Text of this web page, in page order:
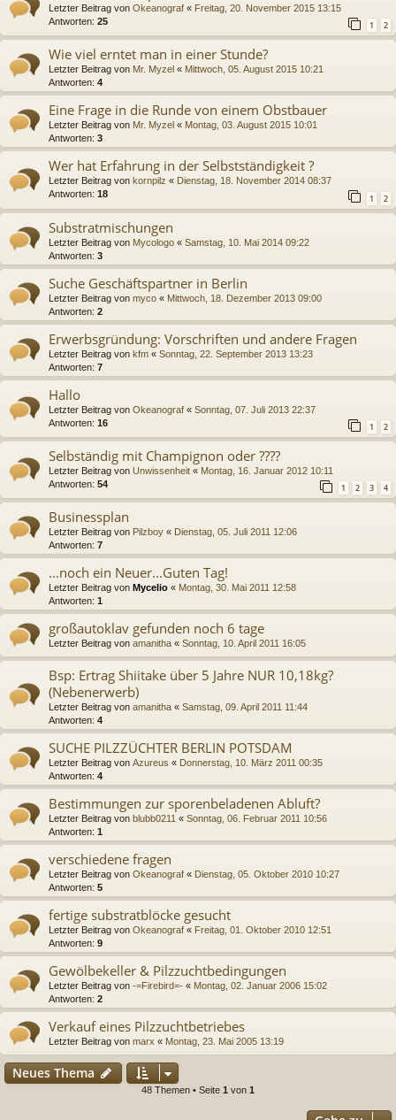
Letzter Beitrag von Okeanograf « Freitag, 20. November 2015 13:15
Antworten: 25 1 2
Wie viel erntet man in einer Stunde?
Letzter Beitrag von Mr. Myzel « Mittwoch, 05. August 2015 10:21
Antworten: 4
Eine Frage in die Runde von einem Obstbauer
Letzter Beitrag von Mr. Myzel « Montag, 03. August 2015 10:01
Antworten: 3
Wer hat Erfahrung in der Selbstständigkeit ?
Letzter Beitrag von kornpilz « Dienstag, 18. November 2014 08:37
Antworten: 18 1 2
Substratmischungen
Letzter Beitrag von Mycologo « Samstag, 10. Mai 2014 09:22
Antworten: 3
Suche Geschäftspartner in Berlin
Letzter Beitrag von myco « Mittwoch, 18. Dezember 2013 09:00
Antworten: 2
Erwerbsgründung: Vorschriften und andere Fragen
Letzter Beitrag von kfm « Sonntag, 22. September 2013 13:23
Antworten: 7
Hallo
Letzter Beitrag von Okeanograf « Sonntag, 07. Juli 2013 22:37
Antworten: 16 1 2
Selbständig mit Champignon oder ????
Letzter Beitrag von Unwissenheit « Montag, 16. Januar 2012 10:11
Antworten: 54 1 2 3 4
Businessplan
Letzter Beitrag von Pilzboy « Dienstag, 05. Juli 2011 12:06
Antworten: 7
...noch ein Neuer...Guten Tag!
Letzter Beitrag von Mycelio « Montag, 30. Mai 2011 12:58
Antworten: 1
großautoklav gefunden noch 6 tage
Letzter Beitrag von amanitha « Sonntag, 10. April 2011 16:05
Bsp: Ertrag Shiitake über 5 Jahre NUR 10,18kg?
(Nebenerwerb)
Letzter Beitrag von amanitha « Samstag, 09. April 2011 11:44
Antworten: 4
SUCHE PILZZÜCHTER BERLIN POTSDAM
Letzter Beitrag von Azureus « Donnerstag, 10. März 2011 00:35
Antworten: 4
Bestimmungen zur sporenbeladenen Abluft?
Letzter Beitrag von blubb0211 « Sonntag, 06. Februar 2011 10:56
Antworten: 1
verschiedene fragen
Letzter Beitrag von Okeanograf « Dienstag, 05. Oktober 2010 10:27
Antworten: 5
fertige substratblöcke gesucht
Letzter Beitrag von Okeanograf « Freitag, 01. Oktober 2010 12:51
Antworten: 9
Gewölbekeller & Pilzzuchtbedingungen
Letzter Beitrag von -=Firebird=- « Montag, 02. Januar 2006 15:02
Antworten: 2
Verkauf eines Pilzzuchtbetriebes
Letzter Beitrag von marx « Montag, 23. Mai 2005 13:19
Neues Thema
48 Themen • Seite 1 von 1